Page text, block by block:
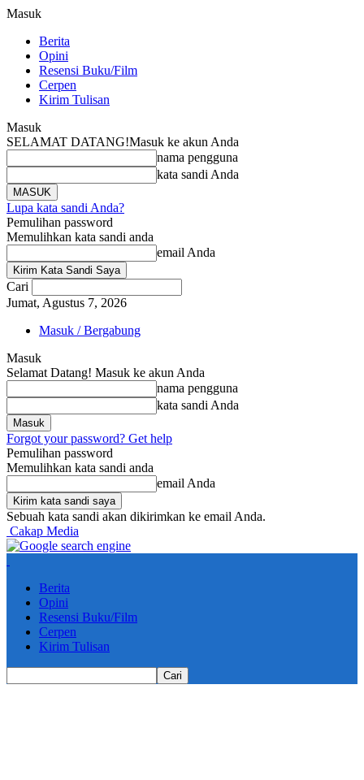
Masuk
Berita
Opini
Resensi Buku/Film
Cerpen
Kirim Tulisan
Masuk
SELAMAT DATANG!Masuk ke akun Anda
nama pengguna
kata sandi Anda
Lupa kata sandi Anda?
Pemulihan password
Memulihkan kata sandi anda
email Anda
Cari
Jumat, Agustus 7, 2026
Masuk / Bergabung
Masuk
Selamat Datang! Masuk ke akun Anda
nama pengguna
kata sandi Anda
Forgot your password? Get help
Pemulihan password
Memulihkan kata sandi anda
email Anda
Sebuah kata sandi akan dikirimkan ke email Anda.
Cakap Media
Berita
Opini
Resensi Buku/Film
Cerpen
Kirim Tulisan